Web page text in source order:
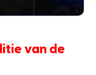
van de